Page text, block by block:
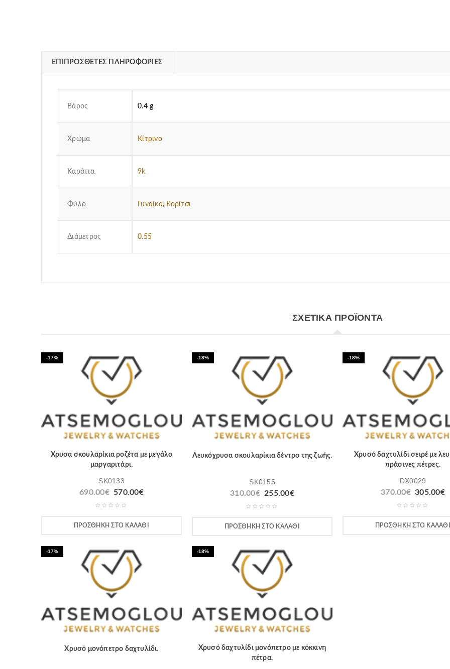
ΕΠΙΠΡΌΣΘΕΤΕΣ ΠΛΗΡΟΦΟΡΊΕΣ
Βάρος 0.4 g
Χρώμα Κίτρινο
Καράτια 9k
Φύλο Γυναίκα, Κορίτσι
Διάμετρος 0.55
ΣΧΕΤΙΚΆ ΠΡΟΪΌΝΤΑ
-17%
Χρυσα σκουλαρίκια ροζέτα με μεγάλο
μαργαριτάρι.
SK0133
690.00€ 570.00€
ΠΡΟΣΘΉΚΗ ΣΤΟ ΚΑΛΆΘΙ
-18%
Λευκόχρυσα σκουλαρίκια δέντρο της ζωής.
SK0155
310.00€ 255.00€
ΠΡΟΣΘΉΚΗ ΣΤΟ ΚΑΛΆΘΙ
-18%
Χρυσό δαχτυλίδι σειρέ με
πράσινες πέτρες.
DX0029
370.00€ 305.00€
ΠΡΟΣΘΉΚΗ ΣΤΟ ΚΑΛΆΘΙ
-17%
Χρυσό μονόπετρο δαχτυλίδι.
-18%
Χρυσό δαχτυλίδι μονόπετρο με κόκκινη
πέτρα.